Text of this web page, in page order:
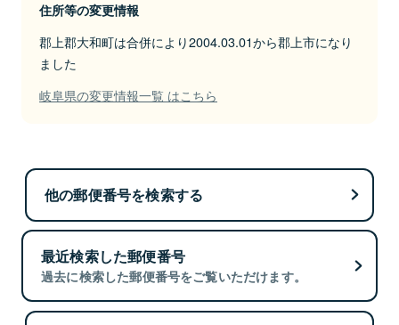
住所等の変更情報
郡上郡大和町は合併により2004.03.01から郡上市になり
ました
岐阜県の変更情報一覧 はこちら
他の郵便番号を検索する
最近検索した郵便番号
過去に検索した郵便番号をご覧いただけます。